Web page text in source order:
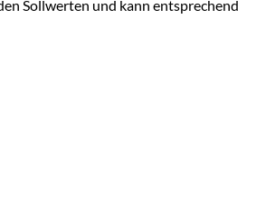
Sollwerten und kann entsprechend